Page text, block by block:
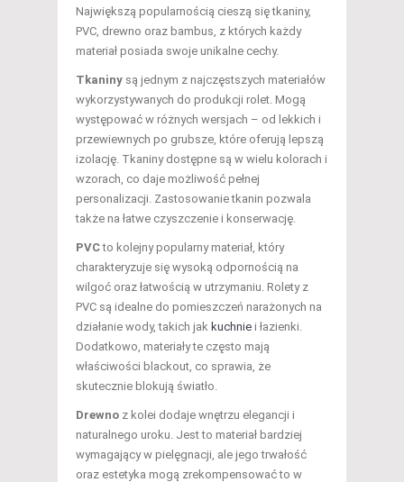
Największą popularnością cieszą się tkaniny,
PVC, drewno oraz bambus, z których każdy
materiał posiada swoje unikalne cechy.
Tkaniny są jednym z najczęstszych materiałów
wykorzystywanych do produkcji rolet. Mogą
występować w różnych wersjach – od lekkich i
przewiewnych po grubsze, które oferują lepszą
izolację. Tkaniny dostępne są w wielu kolorach i
wzorach, co daje możliwość pełnej
personalizacji. Zastosowanie tkanin pozwala
także na łatwe czyszczenie i konserwację.
PVCto kolejny popularny materiał, który
charakteryzuje się wysoką odpornością na
wilgoć oraz łatwością w utrzymaniu. Rolety z
PVC są idealne do pomieszczeń narażonych na
działanie wody, takich jak kuchnie i łazienki.
Dodatkowo, materiały te często mają
właściwości blackout, co sprawia, że
skutecznie blokują światło.
Drewno z kolei dodaje wnętrzu elegancji i
naturalnego uroku. Jest to materiał bardziej
wymagający w pielęgnacji, ale jego trwałość
oraz estetyka mogą zrekompensować to w